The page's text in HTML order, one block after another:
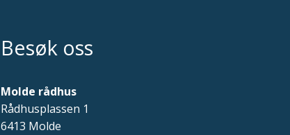
Besøk oss
Molde rådhus
Rådhusplassen 1
6413 Molde